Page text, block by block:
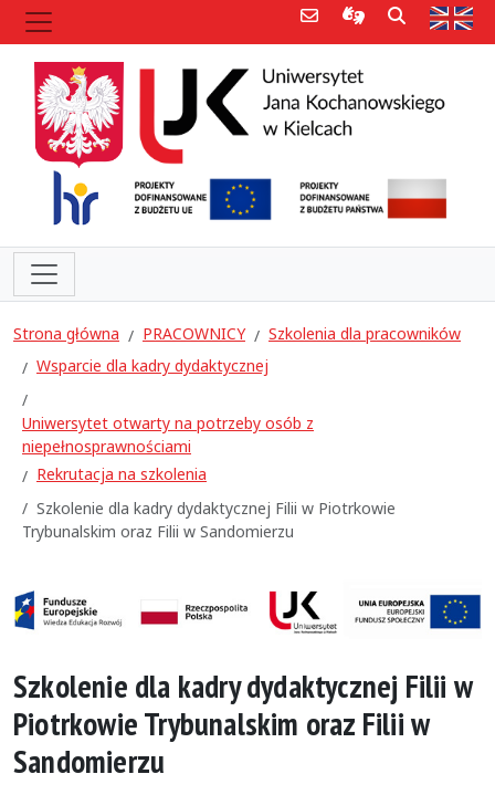
Poczta e-mailInformacje dla
Szukaj
Strona główna PRACOWNICY
Szkolenia dla pracowników
Wsparcie dla kadry dydaktycznej
Uniwersytet otwarty na potrzeby osób z
niepełnosprawnościami
Rekrutacja na szkolenia
Szkolenie dla kadry dydaktycznej Filii w Piotrkowie
Trybunalskim oraz Filii w Sandomierzu
Szkolenie dla kadry dydaktycznej Filii w
Piotrkowie Trybunalskim oraz Filii w
Sandomierzu